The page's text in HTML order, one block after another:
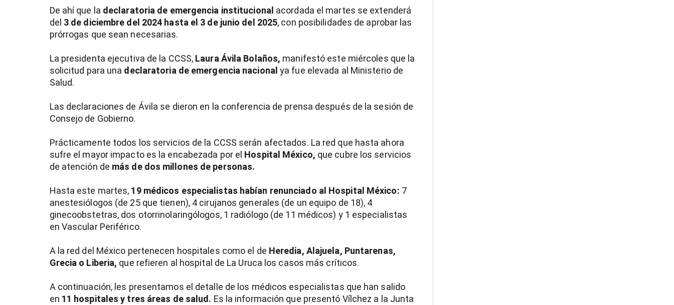
De ahí que la declaratoria de emergencia institucional acordada el martes se extenderá
del 3 de diciembre del 2024 hasta el 3 de junio del 2025, con posibilidades de aprobar las
prórrogas que sean necesarias.
La presidenta ejecutiva de la CCSS, Laura Ávila Bolaños, manifestó este miércoles que la
solicitud para una declaratoria de emergencia nacionalya fue elevada al Ministerio de
Salud.
Las declaraciones de Ávila se dieron en la conferencia de prensa después de la sesión de
Consejo de Gobierno.
Prácticamente todos los servicios de la CCSS serán afectados. La red que hasta ahora
sufre el mayor impacto es la encabezada por el Hospital México, que cubre los servicios
de atención de más de dos millones de personas.
Hasta este martes, 19 médicos especialistas habían renunciado al Hospital México: 7
anestesiólogos (de 25 que tienen), 4 cirujanos generales (de un equipo de 18), 4
ginecoobstetras, dos otorrinolaringólogos, 1 radiólogo (de 11 médicos) y 1 especialistas
en Vascular Periférico.
A la red del México pertenecen hospitales como el de Heredia, Alajuela, Puntarenas,
Grecia o Liberia, que refieren al hospital de La Uruca los casos más críticos.
A continuación, les presentamos el detalle de los médicos especialistas que han salido
en 11 hospitales y tres áreas de salud. Es la información que presentó Vílchez a la Junta